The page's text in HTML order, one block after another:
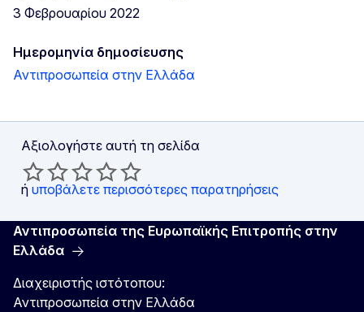
3 Φεβρουαρίου 2022
Ημερομηνία δημοσίευσης
Αντιπροσωπεία στην Ελλάδα
Αξιολογήστε αυτή τη σελίδα
ή υποβάλετε περισσότερες παρατηρήσεις
Αντιπροσωπεία της Ευρωπαϊκής Επιτροπής στην
Ελλάδα
Διαχειριστής ιστότοπου:
Αντιπροσωπεία στην Ελλάδα